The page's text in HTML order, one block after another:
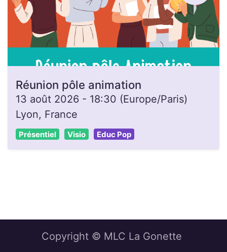
Réunion pôle animation
13 août 2026 - 18:30 (Europe/Paris)
Lyon, France
Présentiel Visio Educ Pop
Copyright © MLC La Gonette